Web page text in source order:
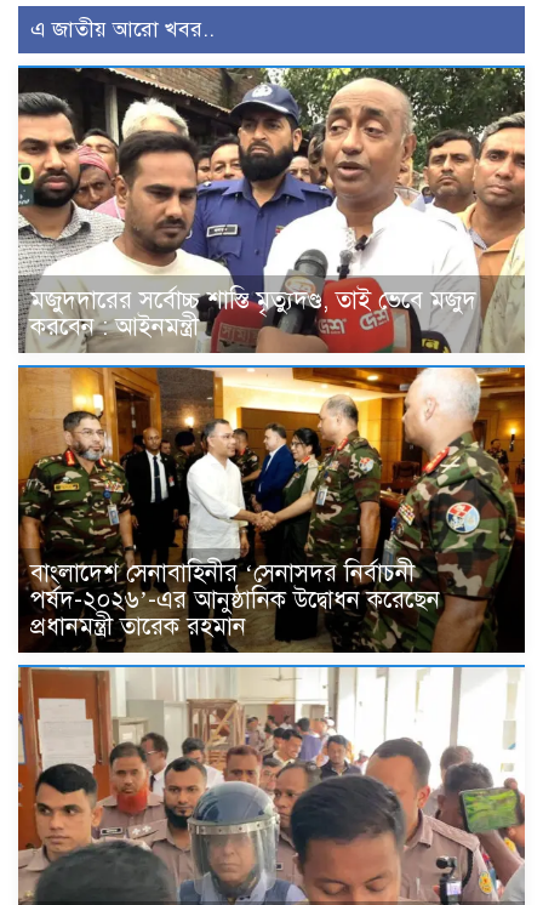
এ জাতীয় আরো খবর..
মজুদদারের সর্বোচ্চ শাস্তি মৃত্যুদণ্ড, তাই ভেবে মজুদ
করবেন : আইনমন্ত্রী
বাংলাদেশ সেনাবাহিনীর ‘সেনাসদর নির্বাচনী
পর্ষদ-২০২৬’-এর আনুষ্ঠানিক উদ্বোধন করেছেন
প্রধানমন্ত্রী তারেক রহমান